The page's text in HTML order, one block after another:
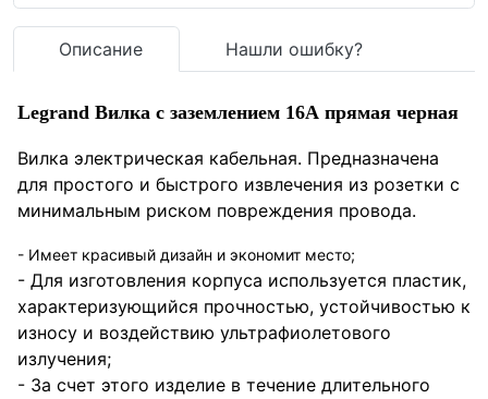
Описание Нашли ошибку?
Legrand Вилка с заземлением 16А прямая черная
Вилка электрическая кабельная. Предназначена
для простого и быстрого извлечения из розетки с
минимальным риском повреждения провода.
- Имеет красивый дизайн и экономит место;
- Для изготовления корпуса используется пластик,
характеризующийся прочностью, устойчивостью к
износу и воздействию ультрафиолетового
излучения;
- За счет этого изделие в течение длительного